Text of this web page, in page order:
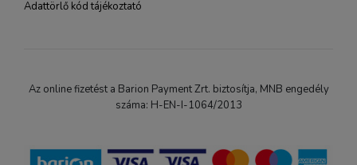
Adattörlő kód tájékoztató
Az online fizetést a Barion Payment Zrt. biztosítja, MNB engedély
száma: H-EN-I-1064/2013